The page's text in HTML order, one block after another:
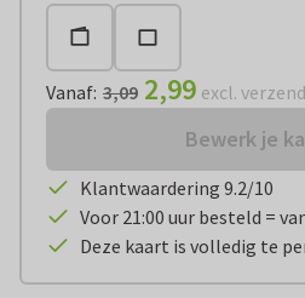
Vanaf: 3,09 2,99 excl.
Bewerk je
Klantwaardering 9.2/10
Voor 21:00 uur besteld =
Deze kaart is volledig te